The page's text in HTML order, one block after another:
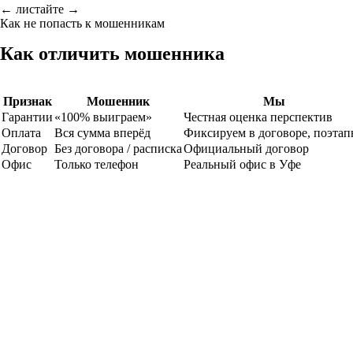
← листайте →
Как не попасть к мошенникам
Как отличить мошенника
Признак Мошенник
Мы
Гарантии «100% выиграем»
Честная оценка перспектив
Оплата
Вся сумма вперёд
Фиксируем в договоре,
Договор Без договора / распискаОфициальный договор
Офис
Только телефон Реальный офис в Уфе